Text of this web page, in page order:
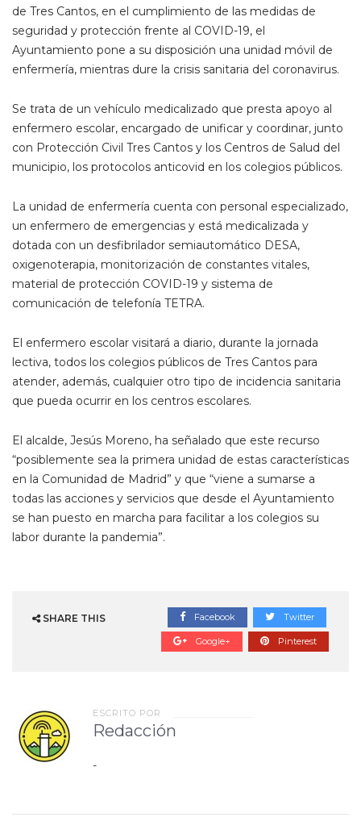
de Tres Cantos, en el cumplimiento de las medidas de
seguridad y protección frente al COVID-19, el
Ayuntamiento pone a su disposición una unidad móvil de
enfermería, mientras dure la crisis sanitaria del coronavirus.
Se trata de un vehículo medicalizado que presta apoyo al
enfermero escolar, encargado de unificar y coordinar, junto
con Protección Civil Tres Cantos y los Centros de Salud del
municipio, los protocolos anticovid en los colegios públicos.
La unidad de enfermería cuenta con personal especializado,
un enfermero de emergencias y está medicalizada y
dotada con un desfibrilador semiautomático DESA,
oxigenoterapia, monitorización de constantes vitales,
material de protección COVID-19 y sistema de
comunicación de telefonía TETRA.
El enfermero escolar visitará a diario, durante la jornada
lectiva, todos los colegios públicos de Tres Cantos para
atender, además, cualquier otro tipo de incidencia sanitaria
que pueda ocurrir en los centros escolares.
El alcalde, Jesús Moreno, ha señalado que este recurso
“posiblemente sea la primera unidad de estas características
en la Comunidad de Madrid” y que “viene a sumarse a
todas las acciones y servicios que desde el Ayuntamiento
se han puesto en marcha para facilitar a los colegios su
labor durante la pandemia”.
SHARE THIS Facebook Twitter
Google+ Pinterest
ESCRITO POR
Redacción
-